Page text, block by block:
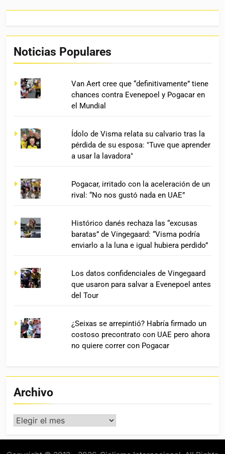
Noticias Populares
Van Aert cree que “definitivamente” tiene
chances contra Evenepoel y Pogacar en
el Mundial
Ídolo de Visma relata su calvario tras la
pérdida de su esposa: "Tuve que aprender
a usar la lavadora"
Pogacar, irritado con la aceleración de un
rival: “No nos gustó nada en UAE”
Histórico danés rechaza las “excusas
baratas” de Vingegaard: “Visma podría
enviarlo a la luna e igual hubiera perdido”
Los datos confidenciales de Vingegaard
que usaron para salvar a Evenepoel antes
del Tour
¿Seixas se arrepintió? Habría firmado un
costoso precontrato con UAE pero ahora
no quiere correr con Pogacar
Archivo
Archivo